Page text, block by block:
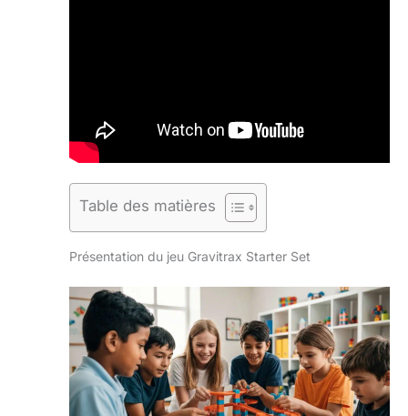
Table des matières
Présentation du jeu Gravitrax Starter Set